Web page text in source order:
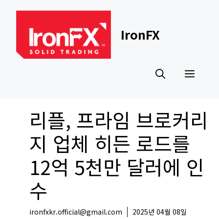
content
IronFX
리플, 프라임 브로커리
지 업체 히든 로드를
12억 5천만 달러에 인
수
ironfxkr.official@gmail.com 2025년 04월 08일